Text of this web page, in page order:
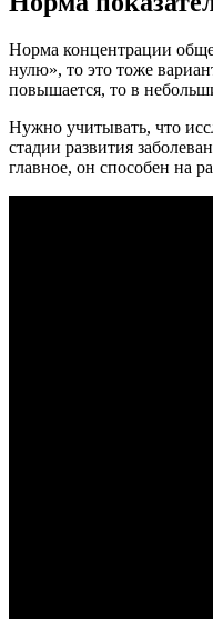
Норма концентрации
нулю», то это тоже
повышается, то в
Нужно учитывать, что
стадии развития
главное, он способен на